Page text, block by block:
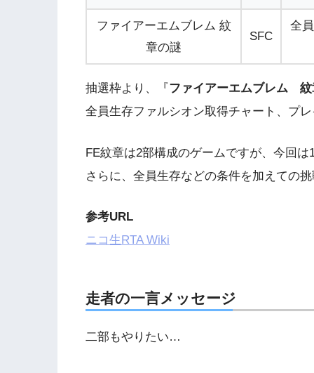
ファイアーエムブレム 紋
章の謎
SFC
全
抽選枠より、『ファイアーエムブレム 紋
全員生存ファルシオン取得チャート、プ
FE紋章は2部構成のゲームですが、今回
さらに、全員生存などの条件を加えての
参考URL
ニコ生RTA Wiki
走者の一言メッセージ
二部もやりたい…